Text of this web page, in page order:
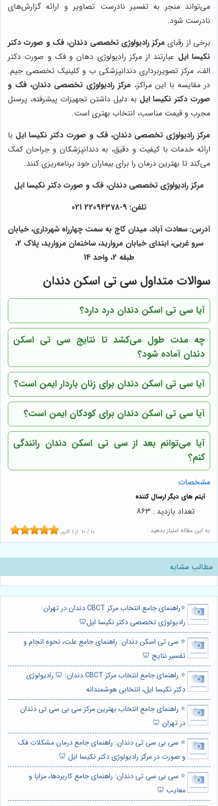
می‌تواند منجر به تفسیر نادرست تصاویر و ارائه گزارش‌های
نادرست شود.
برخی از رقبای مرکز رادیولوژی تخصصی دندان، فک و صورت دکتر
نکیسا ایل عبارتند از مرکز رادیولوژی دهان و فک و صورت دکتر
الف، مرکز تصویربرداری دندانپزشکی ب و کلینیک تخصصی جیم.
در مقایسه با این مراکز، مرکز رادیولوژی تخصصی دندان، فک و
صورت دکتر نکیسا ایل به دلیل داشتن تجهیزات پیشرفته، پرسنل
مجرب و قیمت مناسب، انتخاب بهتری است.
مرکز رادیولوژی تخصصی دندان، فک و صورت دکتر نکیسا ایل با
ارائه خدمات با کیفیت و دقیق، به دندانپزشکان و جراحان کمک
می‌کند تا بهترین درمان را برای بیماران خود برنامه‌ریزی کنند.
مرکز رادیولوژی تخصصی دندان، فک و صورت دکتر نکیسا ایل
تلفن: 9-22094378 021
آدرس: سعادت آباد، میدان کاج به سمت چهارراه شهرداری، خیابان
سرو غربی، ابتدای خیابان مروارید، ساختمان مروارید، پلاک 2،
طبقه 2، واحد 14
سوالات متداول سی تی اسکن دندان
آیا سی تی اسکن دندان درد دارد؟
چه مدت طول می‌کشد تا نتایج سی تی اسکن
دندان آماده شود؟
آیا سی تی اسکن دندان برای زنان باردار ایمن است؟
آیا سی تی اسکن دندان برای کودکان ایمن است؟
آیا می‌توانم بعد از سی تی اسکن دندان رانندگی
کنم؟
مشخصات
به این مقاله امتیاز بدهید : 10 / 10 از 1 کاربر
تعداد بازدید : 863
مطالب مشابه
⭐️راهنمای جامع انتخاب مرکز CBCT دندان در تهران:
رادیولوژی تخصصی دکتر نکیسا ایل🦷
⭐️ سی تی اسکن دندان: راهنمای جامع علت، نحوه انجام و
تفسیر نتایج 🦷
⭐️ راهنمای جامع انتخاب مرکز CBCT دندان: 🦷 رادیولوژی
دکتر نکیسا ایل، انتخابی هوشمندانه
⭐️ راهنمای جامع انتخاب بهترین مرکز سی بی سی تی دندان
در تهران 🦷
⭐️ سی بی سی تی دندان: راهنمای جامع درمان مشکلات فک
و صورت در مرکز رادیولوژی دکتر نکیسا ایل 🦷
⭐️ سی بی سی تی دندان: راهنمای جامع کاربردها، مزایا و
معایب 🦷